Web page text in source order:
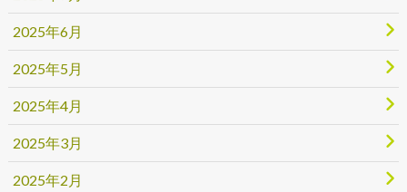
2025年6月
2025年5月
2025年4月
2025年3月
2025年2月